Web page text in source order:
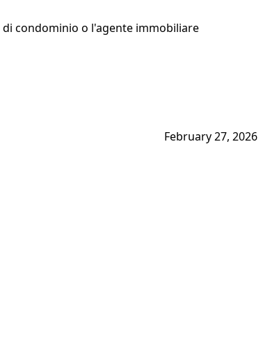
condominio o l'agente immobiliare
February 27, 2026